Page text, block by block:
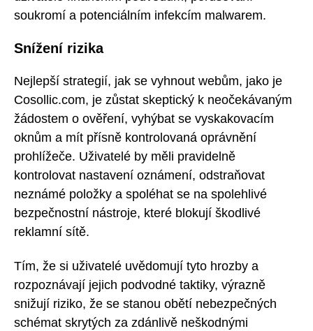
soukromí a potenciálním infekcím malwarem.
Snížení rizika
Nejlepší strategií, jak se vyhnout webům, jako je
Cosollic.com, je zůstat skeptický k neočekávaným
žádostem o ověření, vyhýbat se vyskakovacím
oknům a mít přísně kontrolovaná oprávnění
prohlížeče. Uživatelé by měli pravidelně
kontrolovat nastavení oznámení, odstraňovat
neznámé položky a spoléhat se na spolehlivé
bezpečnostní nástroje, které blokují škodlivé
reklamní sítě.
Tím, že si uživatelé uvědomují tyto hrozby a
rozpoznávají jejich podvodné taktiky, výrazně
snižují riziko, že se stanou obětí nebezpečných
schémat skrytých za zdánlivě neškodnými